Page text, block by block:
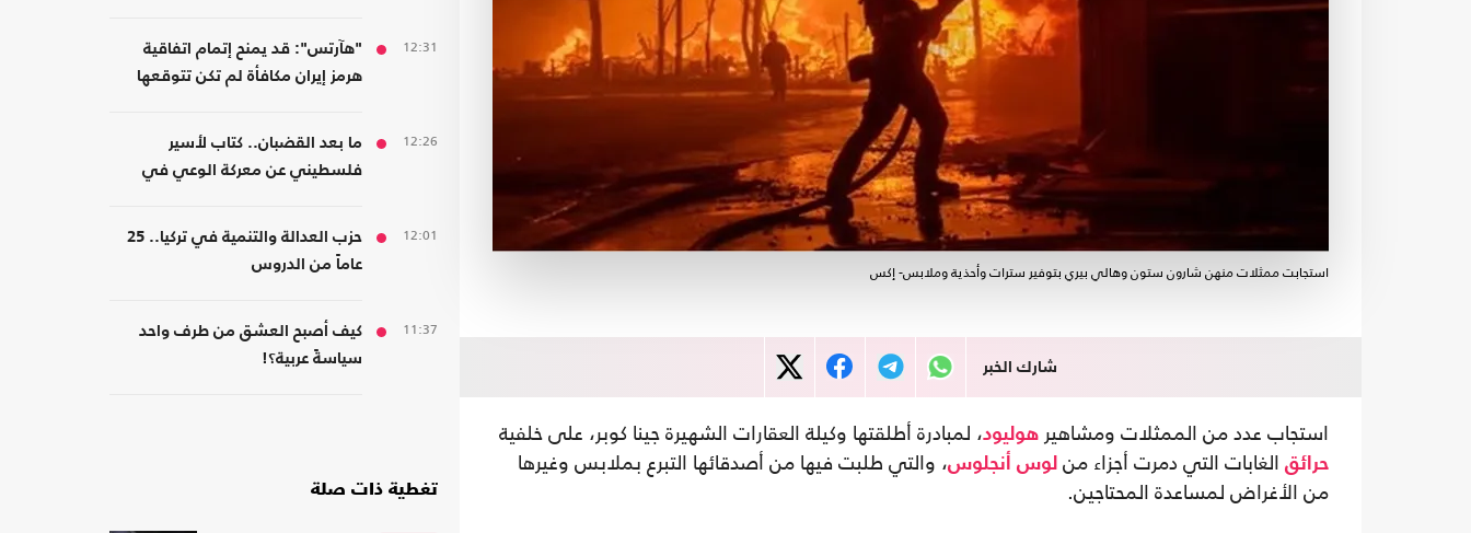
استجابت ممثلات منهن شارون ستون وهالي بيري بتوفير سترات وأحذية وملابس- إكس
شارك الخبر
استجاب عدد من الممثلات ومشاهير هوليود، لمبادرة أطلقتها وكيلة العقارات الشهيرة جينا كوبر، على خلفية
حرائق الغابات التي دمرت أجزاء من لوس أنجلوس، والتي طلبت فيها من أصدقائها التبرع بملابس وغيرها
من الأغراض لمساعدة المحتاجين.
12:31
"هآرتس": قد يمنح إتمام اتفاقية
هرمز إيران مكافأة لم تكن تتوقعها
12:26
ما بعد القضبان.. كتاب لأسير
فلسطيني عن معركة الوعي في
12:01
حزب العدالة والتنمية في تركيا.. 25
عاماً من الدروس
11:37
كيف أصبح العشق من طرف واحد
سياسةً عربية؟!
تغطية ذات صلة